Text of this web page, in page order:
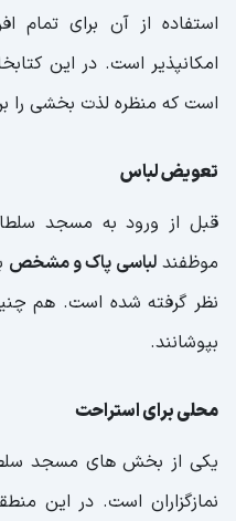
استفاده از آن برای تمام
امکانپذیر است. در این
است که منظره لذت بخشی را
تعویض لباس
قبل از ورود به مسجد
موظفندلباسی پاک و مشخص
نظر گرفته شده است. هم
بپوشانند.
محلی برای استراحت
یکی از بخش های مسجد
نمازگزاران است. در این